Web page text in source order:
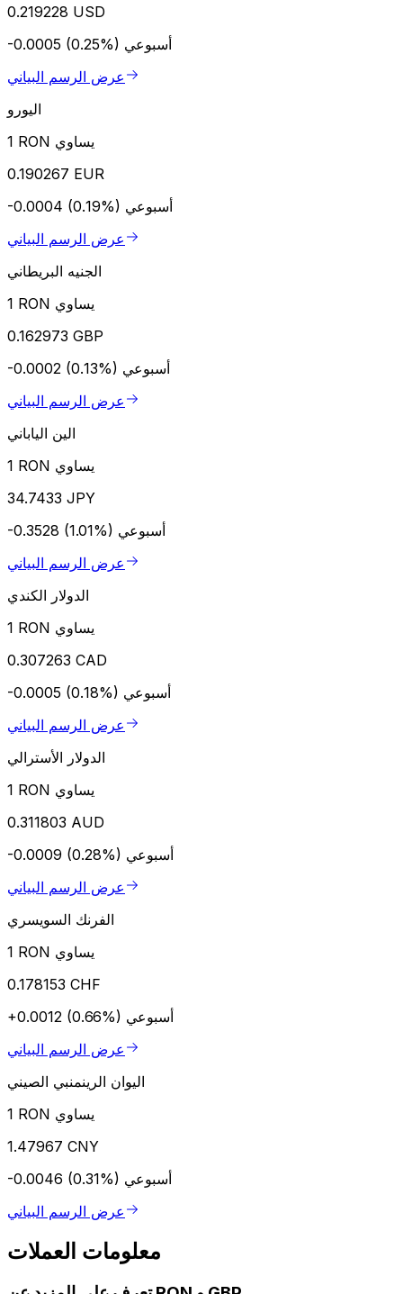
0.219228 USD
-0.0005 (0.25%) أسبوعي
عرض الرسم البياني
اليورو
1 RON يساوي
0.190267 EUR
-0.0004 (0.19%) أسبوعي
عرض الرسم البياني
الجنيه البريطاني
1 RON يساوي
0.162973 GBP
-0.0002 (0.13%) أسبوعي
عرض الرسم البياني
الين الياباني
1 RON يساوي
34.7433 JPY
-0.3528 (1.01%) أسبوعي
عرض الرسم البياني
الدولار الكندي
1 RON يساوي
0.307263 CAD
-0.0005 (0.18%) أسبوعي
عرض الرسم البياني
الدولار الأسترالي
1 RON يساوي
0.311803 AUD
-0.0009 (0.28%) أسبوعي
عرض الرسم البياني
الفرنك السويسري
1 RON يساوي
0.178153 CHF
+0.0012 (0.66%) أسبوعي
عرض الرسم البياني
اليوان الرينمنبي الصيني
1 RON يساوي
1.47967 CNY
-0.0046 (0.31%) أسبوعي
عرض الرسم البياني
معلومات العملات